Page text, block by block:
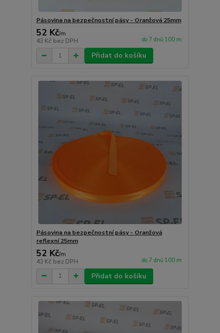
Pásovina na bezpečnostní pásy - Oranžová 25mm
52 Kč/m
43 Kč bez DPH do 7 dnů 100 m
Přidat do košíku
Pásovina na bezpečnostní pásy - Oranžová
reflexní 25mm
52 Kč/m
43 Kč bez DPH do 7 dnů 100 m
Přidat do košíku